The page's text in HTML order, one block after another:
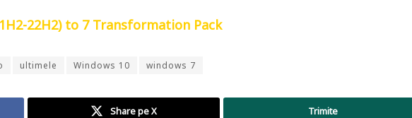
22H2) to 7 Transformation Pack
ultimele Windows 10 windows 7
Share pe X Trimite